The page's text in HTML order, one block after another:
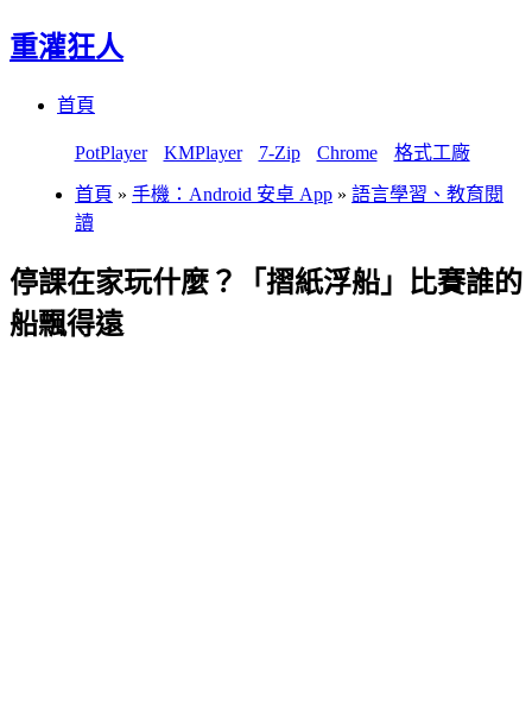
重灌狂人
首頁
PotPlayer KMPlayer 7-Zip Chrome 格式工廠
首頁 » 手機：Android 安卓 App » 語言學習、教育閱
讀
停課在家玩什麼？「摺紙浮船」比賽誰的
船飄得遠